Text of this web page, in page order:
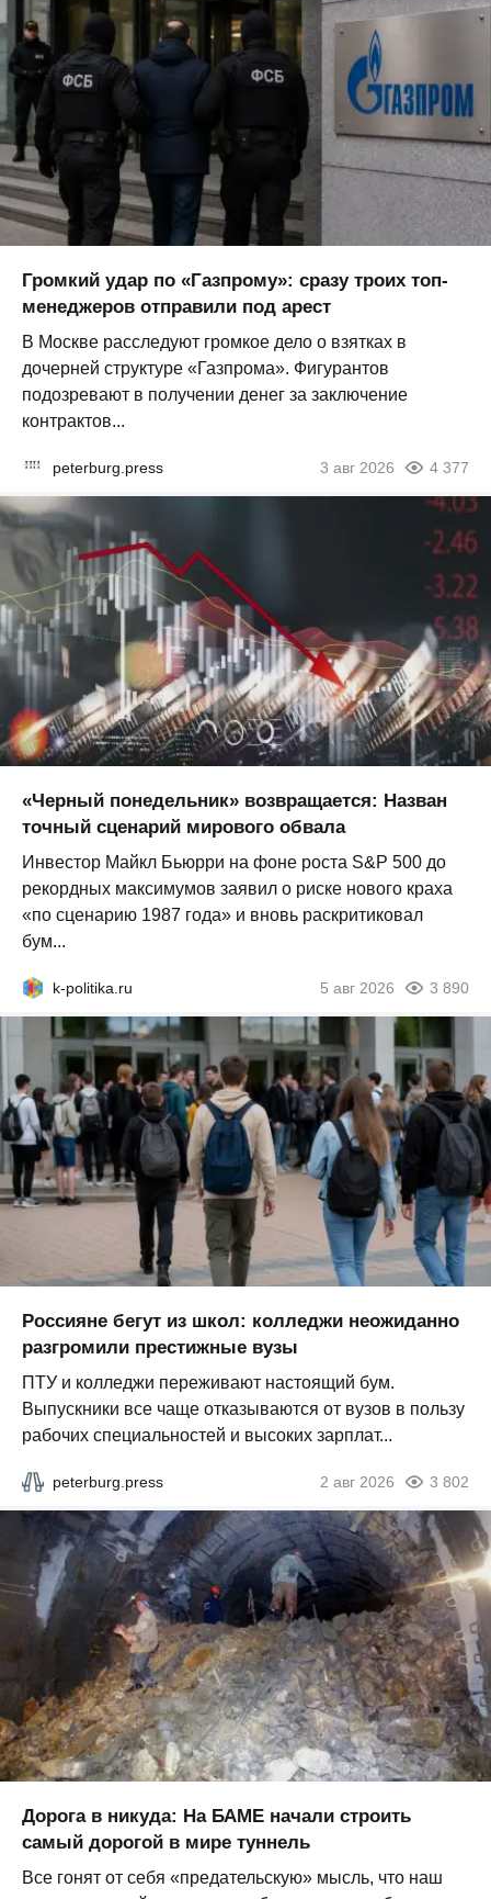
Громкий удар по «Газпрому»: сразу троих топ-
менеджеров отправили под арест
В Москве расследуют громкое дело о взятках в
дочерней структуре «Газпрома». Фигурантов
подозревают в получении денег за заключение
контрактов...
peterburg.press 3 авг 2026 4 377
«Черный понедельник» возвращается: Назван
точный сценарий мирового обвала
Инвестор Майкл Бьюрри на фоне роста S&P 500 до
рекордных максимумов заявил о риске нового краха
«по сценарию 1987 года» и вновь раскритиковал
бум...
k-politika.ru 5 авг 2026 3 890
Россияне бегут из школ: колледжи неожиданно
разгромили престижные вузы
ПТУ и колледжи переживают настоящий бум.
Выпускники все чаще отказываются от вузов в пользу
рабочих специальностей и высоких зарплат...
peterburg.press 2 авг 2026 3 802
Дорога в никуда: На БАМЕ начали строить
самый дорогой в мире туннель
Все гонят от себя «предательскую» мысль, что наш